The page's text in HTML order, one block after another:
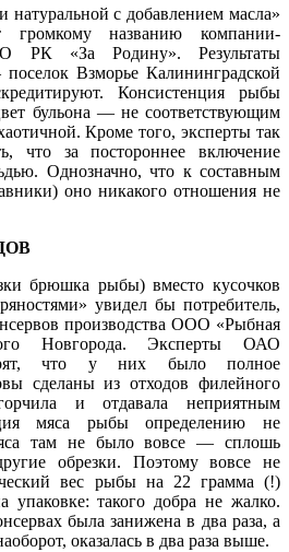
натуральной с добавлением масла»
громкому названию компании-
РК «За Родину». Результаты
Взморье Калининградской
Консистенция рыбы
бульона — не соответствующим
Кроме того, эксперты так
что за постороннее включение
Однозначно, что к составным
оно никакого отношения не
брюшка рыбы) вместо кусочков
увидел бы потребитель,
производства ООО «Рыбная
Новгорода. Эксперты ОАО
что у них было полное
сделаны из отходов филейного
и отдавала неприятным
мяса рыбы определению не
там не было вовсе — сплошь
обрезки. Поэтому вовсе не
вес рыбы на 22 грамма (!)
упаковке: такого добра не жалко.
была занижена в два раза, а
оказалась в два раза выше.